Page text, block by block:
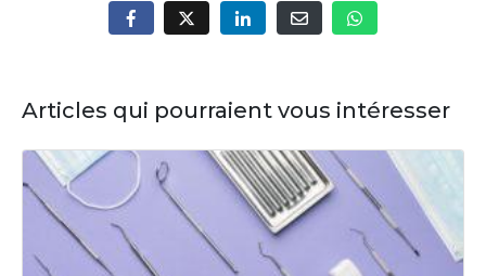
Articles qui pourraient vous intéresser